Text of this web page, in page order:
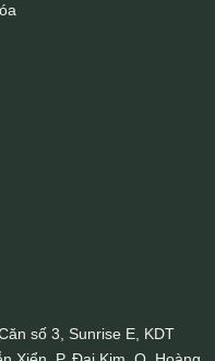
số 3, Sunrise E, KDT